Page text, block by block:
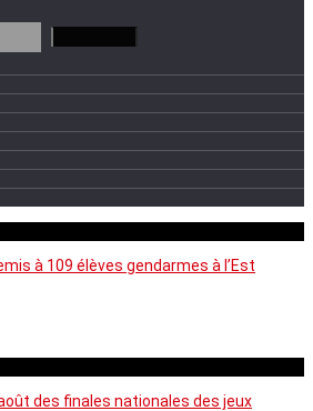
à 109 élèves gendarmes à l’Est
des finales nationales des jeux